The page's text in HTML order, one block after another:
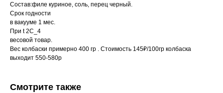
Состав:филе куриное, соль, перец черный.
Срок годности
в вакууме 1 мес.
При t 2С_4
весовой товар.
Вес колбаски примерно 400 гр . Стоимость 145₽/100гр колбаска
выходит 550-580р
Смотрите также